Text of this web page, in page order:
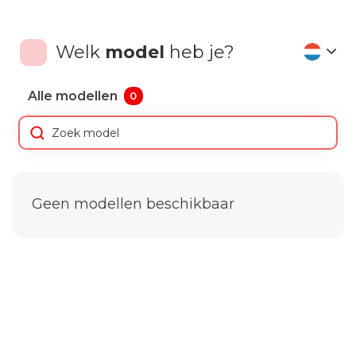
Welk model heb je?
Alle modellen 0
Geen modellen beschikbaar